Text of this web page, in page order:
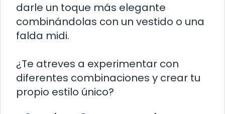
darle un toque más elegante
combinándolas con un vestido o una
falda midi.
¿Te atreves a experimentar con
diferentes combinaciones y crear tu
propio estilo único?